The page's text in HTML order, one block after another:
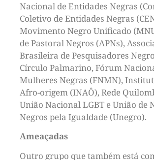
Nacional de Entidades Negras
Coletivo de Entidades Negras
Movimento Negro Unificado
de Pastoral Negros (APNs),
Brasileira de Pesquisadores
Círculo Palmarino, Fórum
Mulheres Negras (FNMN),
Afro-origem (INAÔ), Rede
União Nacional LGBT e União de
Negros pela Igualdade (Unegro).
Ameaçadas
Outro grupo que também está